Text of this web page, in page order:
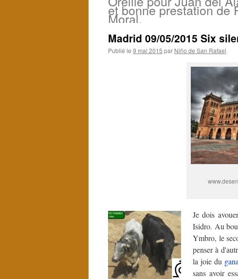
et bonne prestation de
Moral.
Madrid 09/05/2015 Six
Publié le 9 mai 2015 par Niño de San Rafael
Je dois
Isidro. Au
Ymbro, le
penser à
la joie du
sans avoir